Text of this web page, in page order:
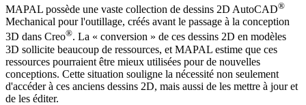
MAPAL possède une vaste collection de dessins 2D AutoCAD®
Mechanical pour l'outillage, créés avant le passage à la conception
3D dans Creo®. La « conversion » de ces dessins 2D en modèles
3D sollicite beaucoup de ressources, et MAPAL estime que ces
ressources pourraient être mieux utilisées pour de nouvelles
conceptions. Cette situation souligne la nécessité non seulement
d'accéder à ces anciens dessins 2D, mais aussi de les mettre à jour et
de les éditer.